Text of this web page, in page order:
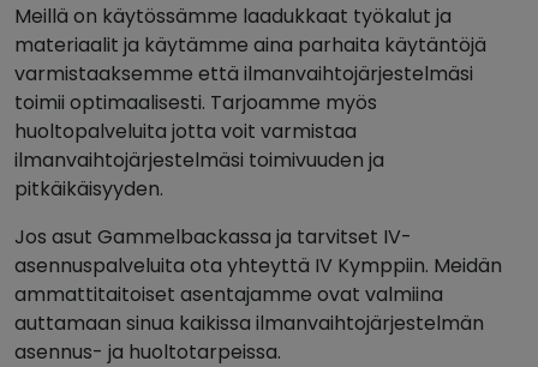
Meillä on käytössämme laadukkaat työkalut ja
materiaalit ja käytämme aina parhaita käytäntöjä
varmistaaksemme että ilmanvaihtojärjestelmäsi
toimii optimaalisesti. Tarjoamme myös
huoltopalveluita jotta voit varmistaa
ilmanvaihtojärjestelmäsi toimivuuden ja
pitkäikäisyyden.
Jos asut Gammelbackassa ja tarvitset IV-
asennuspalveluita ota yhteyttä IV Kymppiin. Meidän
ammattitaitoiset asentajamme ovat valmiina
auttamaan sinua kaikissa ilmanvaihtojärjestelmän
asennus- ja huoltotarpeissa.